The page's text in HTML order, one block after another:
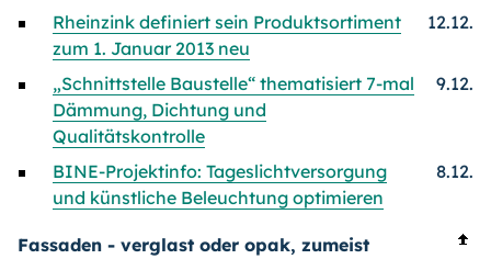
Rheinzink definiert sein Produktsortiment
zum 1. Januar 2013 neu
12.12.
„Schnittstelle Baustelle“ thematisiert 7-mal
Dämmung, Dichtung und
Qualitätskontrolle
9.12.
BINE-Projektinfo: Tageslichtversorgung
und künstliche Beleuchtung optimieren
8.12.
Fassaden - verglast oder opak, zumeist